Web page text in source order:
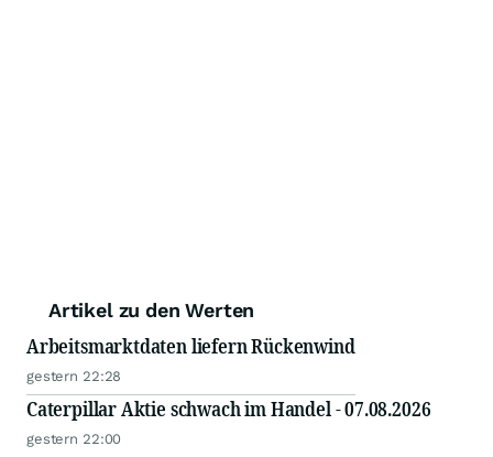
Artikel zu den Werten
Arbeitsmarktdaten liefern Rückenwind
gestern 22:28
Caterpillar Aktie schwach im Handel - 07.08.2026
gestern 22:00